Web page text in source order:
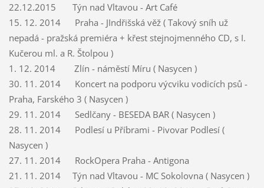
22.12.2015 Týn nad Vltavou - Art Café
15. 12. 2014 Praha - JIndřišská věž ( Takový sníh už
nepadá - pražská premiéra + křest stejnojmenného CD, s I.
Kučerou ml. a R. Štolpou )
1. 12. 2014 Zlín - náměstí Míru ( Nasycen )
30. 11. 2014 Koncert na podporu výcviku vodicích psů -
Praha, Farského 3 ( Nasycen )
29. 11. 2014 Sedlčany - BESEDA BAR ( Nasycen )
28. 11. 2014 Podlesí u Příbrami - Pivovar Podlesí (
Nasycen )
27. 11. 2014 RockOpera Praha - Antigona
21. 11. 2014 Týn nad Vltavou - MC Sokolovna ( Nasycen )